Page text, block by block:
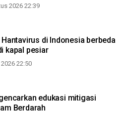
2026 22:39
di Indonesia berbeda
kapal pesiar
22:50
edukasi mitigasi
Berdarah